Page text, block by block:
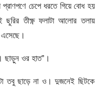
প্রাণপণে চেপে ধরতে গিয়ে বোধ হয়
তীক্ষ্ণ ফলাটা আলোর তলায়
ছাড়ুন ওর হাত”।
তবু ছাড়ে না ও। দুজনেই ছিটকে